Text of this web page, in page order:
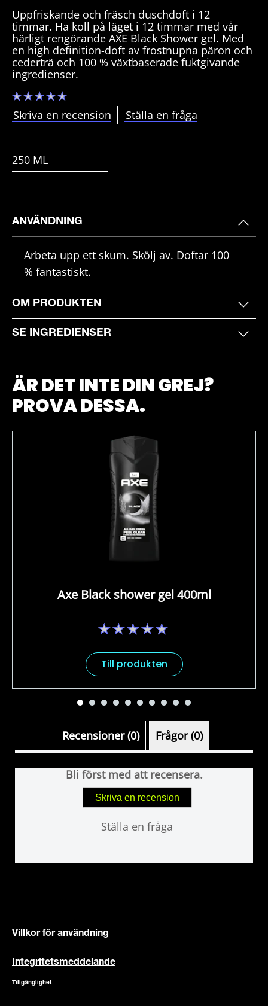
Uppfriskande och fräsch duschdoft i 12
timmar. Ha koll på läget i 12 timmar med vår
härligt rengörande AXE Black Shower gel. Med
en high definition-doft av frostnupna päron och
cederträ och 100 % växtbaserade fuktgivande
ingredienser.
Inga
betyg
skickats
för
Skriva en recension Ställa en fråga
250 ML
ANVÄNDNING
Arbeta upp ett skum. Skölj av. Doftar 100
% fantastiskt.
OM PRODUKTEN
SE INGREDIENSER
ÄR DET INTE DIN GREJ?
PROVA DESSA.
Axe Black shower gel 400ml
Inga
för
Till produkten
Recensioner (0) Frågor (0)
Bli först med att recensera.
Skriva en recension
Ställa en fråga
Villkor för användning
Integritetsmeddelande
Tillgänglighet